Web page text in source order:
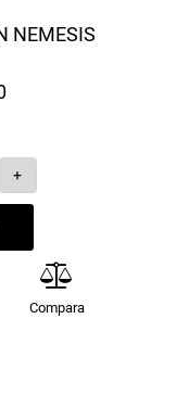
NEMESIS
Compara